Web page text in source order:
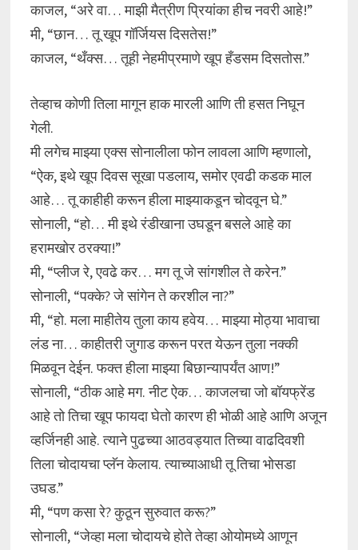
काजल, “अरे वा… माझी मैत्रीण प्रियांका हीच नवरी आहे!”
मी, “छान… तू खूप गॉर्जियस दिसतेस!”
काजल, “थँक्स… तूही नेहमीप्रमाणे खूप हँडसम दिसतोस.”
तेव्हाच कोणी तिला मागून हाक मारली आणि ती हसत निघून
गेली.
मी लगेच माझ्या एक्स सोनालीला फोन लावला आणि म्हणालो,
“ऐक, इथे खूप दिवस सूखा पडलाय, समोर एवढी कडक माल
आहे… तू काहीही करून हीला माझ्याकडून चोदवून घे.”
सोनाली, “हो… मी इथे रंडीखाना उघडून बसले आहे का
हरामखोर ठरक्या!”
मी, “प्लीज रे, एवढे कर… मग तू जे सांगशील ते करेन.”
सोनाली, “पक्के? जे सांगेन ते करशील ना?”
मी, “हो. मला माहीतेय तुला काय हवेय… माझ्या मोठ्या भावाचा
लंड ना… काहीतरी जुगाड करून परत येऊन तुला नक्की
मिळवून देईन. फक्त हीला माझ्या बिछान्यापर्यंत आण!”
सोनाली, “ठीक आहे मग. नीट ऐक… काजलचा जो बॉयफ्रेंड
आहे तो तिचा खूप फायदा घेतो कारण ही भोळी आहे आणि अजून
व्हर्जिनही आहे. त्याने पुढच्या आठवड्यात तिच्या वाढदिवशी
तिला चोदायचा प्लॅन केलाय. त्याच्याआधी तू तिचा भोसडा
उघड.”
मी, “पण कसा रे? कुठून सुरुवात करू?”
सोनाली, “जेव्हा मला चोदायचे होते तेव्हा ओयोमध्ये आणून